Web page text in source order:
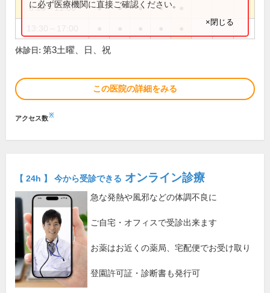
8:30～11:30 ● ● ● ●
に必ず医療機関に直接ご確認ください。
×閉じる
休診日: 第3土曜、日、祝
この医院の詳細をみる
アクセス数※
【 24h 】 今から受診できる オンライン診療
急な発熱や風邪などの体調不良に
ご自宅・オフィスで受診出来ます
お薬はお近くの薬局、宅配便でお受け取り
登園許可証・診断書も発行可